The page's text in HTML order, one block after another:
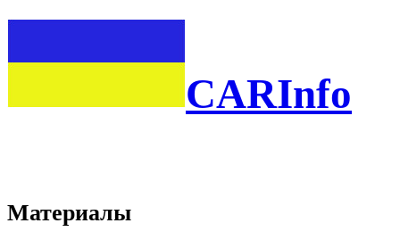
CARInfo
Материалы